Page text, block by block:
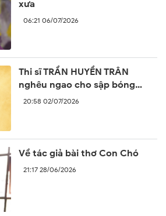
xưa
06:21 06/07/2026
Thi sĩ TRẦN HUYỀN TRÂN
nghêu ngao cho sập bóng
ngày
20:58 02/07/2026
Về tác giả bài thơ Con Chó
21:17 28/06/2026